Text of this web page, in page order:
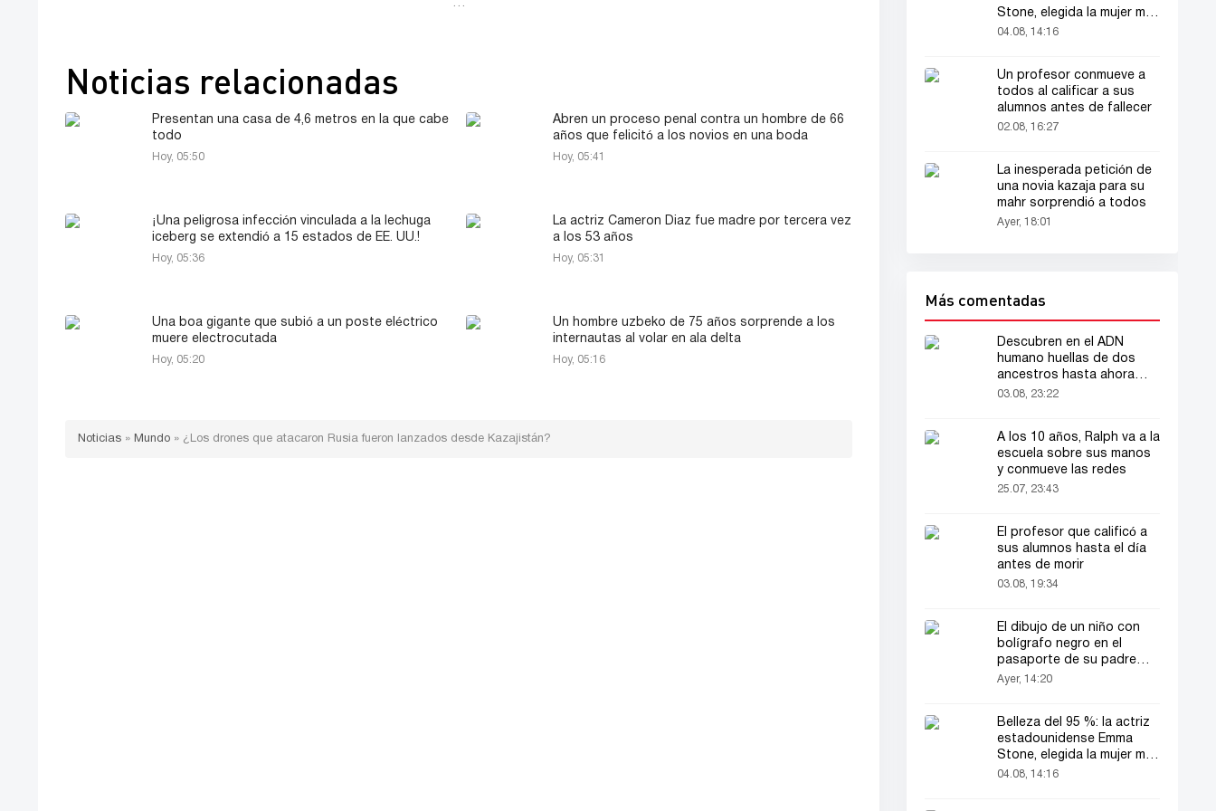
…
Noticias relacionadas
Presentan una casa de 4,6 metros en la que cabe
todo
Hoy, 05:50
Abren un proceso penal contra un hombre de 66
años que felicitó a los novios en una boda
Hoy, 05:41
¡Una peligrosa infección vinculada a la lechuga
iceberg se extendió a 15 estados de EE. UU.!
Hoy, 05:36
La actriz Cameron Diaz fue madre por tercera vez
a los 53 años
Hoy, 05:31
Una boa gigante que subió a un poste eléctrico
muere electrocutada
Hoy, 05:20
Un hombre uzbeko de 75 años sorprende a los
internautas al volar en ala delta
Hoy, 05:16
Noticias » Mundo » ¿Los drones que atacaron Rusia fueron lanzados desde Kazajistán?
Stone, elegida la mujer más
bella del mundo
04.08, 14:16
Un profesor conmueve a
todos al calificar a sus
alumnos antes de fallecer
02.08, 16:27
La inesperada petición de
una novia kazaja para su
mahr sorprendió a todos
Ayer, 18:01
Más comentadas
Descubren en el ADN
humano huellas de dos
ancestros hasta ahora
desconocidos
03.08, 23:22
A los 10 años, Ralph va a la
escuela sobre sus manos
y conmueve las redes
25.07, 23:43
El profesor que calificó a
sus alumnos hasta el día
antes de morir
03.08, 19:34
El dibujo de un niño con
bolígrafo negro en el
pasaporte de su padre
llamó la atención de todos
Ayer, 14:20
Belleza del 95 %: la actriz
estadounidense Emma
Stone, elegida la mujer más
bella del mundo
04.08, 14:16